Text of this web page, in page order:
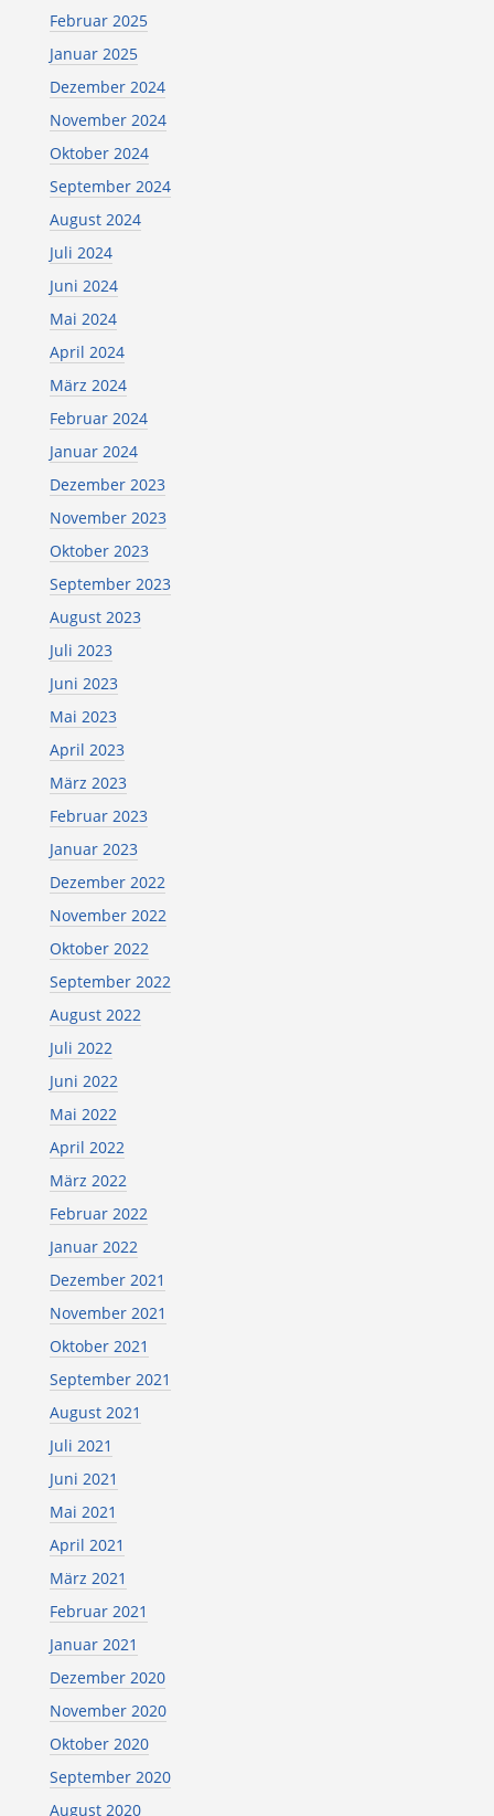
Februar 2025
Januar 2025
Dezember 2024
November 2024
Oktober 2024
September 2024
August 2024
Juli 2024
Juni 2024
Mai 2024
April 2024
März 2024
Februar 2024
Januar 2024
Dezember 2023
November 2023
Oktober 2023
September 2023
August 2023
Juli 2023
Juni 2023
Mai 2023
April 2023
März 2023
Februar 2023
Januar 2023
Dezember 2022
November 2022
Oktober 2022
September 2022
August 2022
Juli 2022
Juni 2022
Mai 2022
April 2022
März 2022
Februar 2022
Januar 2022
Dezember 2021
November 2021
Oktober 2021
September 2021
August 2021
Juli 2021
Juni 2021
Mai 2021
April 2021
März 2021
Februar 2021
Januar 2021
Dezember 2020
November 2020
Oktober 2020
September 2020
August 2020